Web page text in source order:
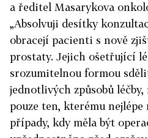
a ředitel Masarykova
„Absolvuji desítky
obracejí pacienti s nově
prostaty. Jejich ošetřující
srozumitelnou formou
jednotlivých způsobů
pouze ten, kterému nejlépe
případy, kdy měla být